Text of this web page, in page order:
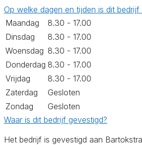
Op welke dagen en tijden is dit bedrijf
Maandag
8.30 - 17.00
Dinsdag
8.30 - 17.00
Woensdag 8.30 - 17.00
Donderdag 8.30 - 17.00
Vrijdag
8.30 - 17.00
Zaterdag
Gesloten
Zondag
Gesloten
Waar is dit bedrijf gevestigd?
Het bedrijf is gevestigd aan